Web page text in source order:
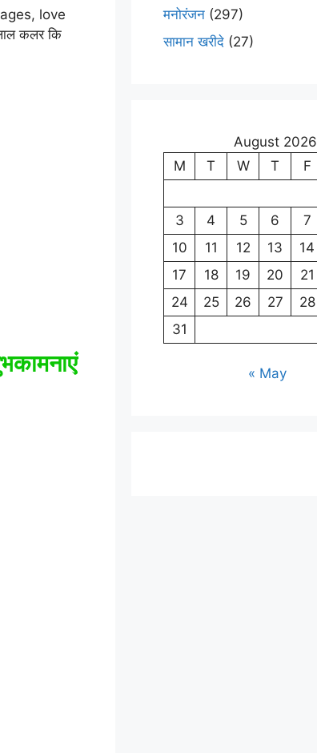
love
कलर कि
मनोरंजन (297)
सामान खरीदे (27)
August 2026
M
T W T F
3
4 5 6 7
10
11 12 13 14
17
18 19 20 21
24
25 26 27 28
31
« May